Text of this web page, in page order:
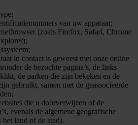
van uw apparaat;
(zoals Firefox, Safari, Chrome
in contact is geweest met onze online
de bezochte pagina’s, de links
de parken die zijn bekeken en de
gebruikt, samen met de geassocieerde
die u doorverwijzen of de
evenals de algemene geografische
het land of de stad).